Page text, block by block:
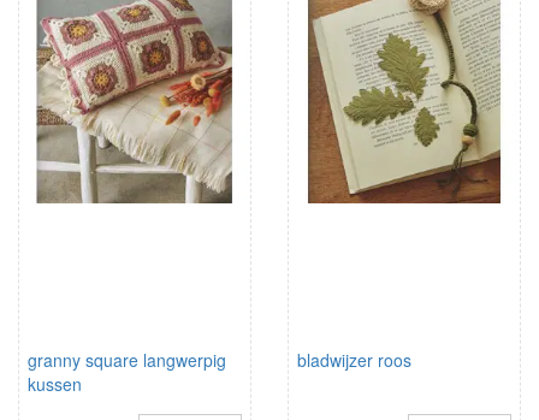
granny square langwerpig
kussen
bladwijzer roos